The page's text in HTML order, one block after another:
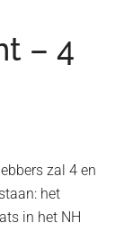
– 4
zal 4 en
het
in het NH